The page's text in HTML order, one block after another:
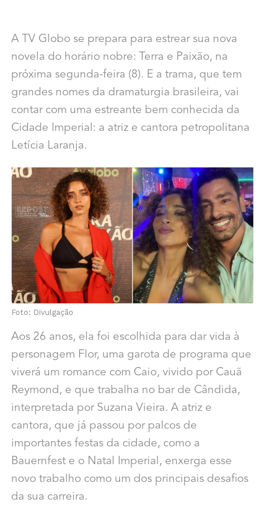
A TV Globo se prepara para estrear sua nova
novela do horário nobre: Terra e Paixão, na
próxima segunda-feira (8). E a trama, que tem
grandes nomes da dramaturgia brasileira, vai
contar com uma estreante bem conhecida da
Cidade Imperial: a atriz e cantora petropolitana
Letícia Laranja.
Foto: Divulgação
Aos 26 anos, ela foi escolhida para dar vida à
personagem Flor, uma garota de programa que
viverá um romance com Caio, vivido por Cauã
Reymond, e que trabalha no bar de Cândida,
interpretada por Suzana Vieira. A atriz e
cantora, que já passou por palcos de
importantes festas da cidade, como a
Bauernfest e o Natal Imperial, enxerga esse
novo trabalho como um dos principais desafios
da sua carreira.